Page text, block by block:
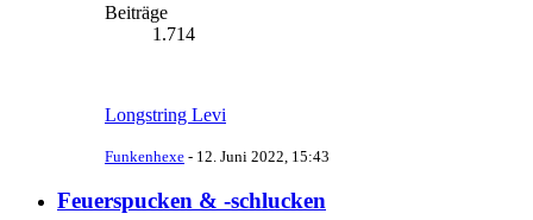
Beiträge
1.714
Longstring Levi
Funkenhexe - 12. Juni 2022, 15:43
Feuerspucken & -schlucken